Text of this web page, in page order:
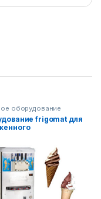
оборудование
frigomat для